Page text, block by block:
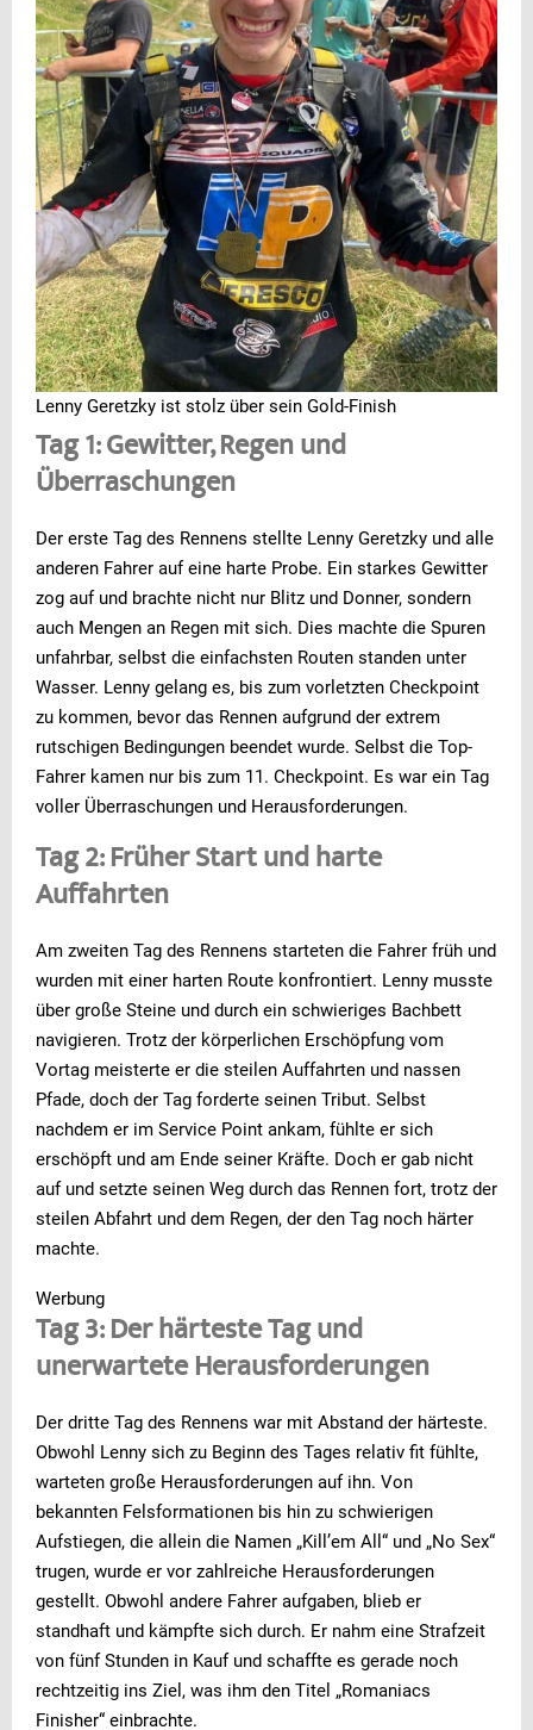
Lenny Geretzky ist stolz über sein Gold-Finish
Tag 1: Gewitter, Regen und
Überraschungen
Der erste Tag des Rennens stellte Lenny Geretzky und alle
anderen Fahrer auf eine harte Probe. Ein starkes Gewitter
zog auf und brachte nicht nur Blitz und Donner, sondern
auch Mengen an Regen mit sich. Dies machte die Spuren
unfahrbar, selbst die einfachsten Routen standen unter
Wasser. Lenny gelang es, bis zum vorletzten Checkpoint
zu kommen, bevor das Rennen aufgrund der extrem
rutschigen Bedingungen beendet wurde. Selbst die Top-
Fahrer kamen nur bis zum 11. Checkpoint. Es war ein Tag
voller Überraschungen und Herausforderungen.
Tag 2: Früher Start und harte
Auffahrten
Am zweiten Tag des Rennens starteten die Fahrer früh und
wurden mit einer harten Route konfrontiert. Lenny musste
über große Steine und durch ein schwieriges Bachbett
navigieren. Trotz der körperlichen Erschöpfung vom
Vortag meisterte er die steilen Auffahrten und nassen
Pfade, doch der Tag forderte seinen Tribut. Selbst
nachdem er im Service Point ankam, fühlte er sich
erschöpft und am Ende seiner Kräfte. Doch er gab nicht
auf und setzte seinen Weg durch das Rennen fort, trotz der
steilen Abfahrt und dem Regen, der den Tag noch härter
machte.
Werbung
Tag 3: Der härteste Tag und
unerwartete Herausforderungen
Der dritte Tag des Rennens war mit Abstand der härteste.
Obwohl Lenny sich zu Beginn des Tages relativ fit fühlte,
warteten große Herausforderungen auf ihn. Von
bekannten Felsformationen bis hin zu schwierigen
Aufstiegen, die allein die Namen „Kill’em All“ und „No Sex“
trugen, wurde er vor zahlreiche Herausforderungen
gestellt. Obwohl andere Fahrer aufgaben, blieb er
standhaft und kämpfte sich durch. Er nahm eine Strafzeit
von fünf Stunden in Kauf und schaffte es gerade noch
rechtzeitig ins Ziel, was ihm den Titel „Romaniacs
Finisher“ einbrachte.